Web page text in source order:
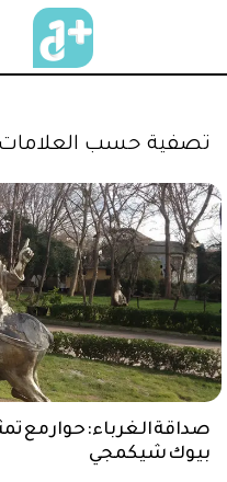
تصفية حسب
صداقة الغرباء: حوار مع
بيوك شيكمجي